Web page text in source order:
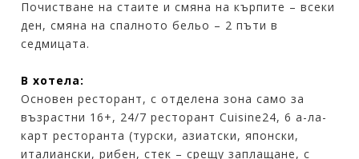
Почистване на стаите и смяна на кърпите – всеки
ден, смяна на спалното бельо – 2 пъти в
седмицата.
В хотела:
Основен ресторант, с отделена зона само за
възрастни 16+, 24/7 ресторант Cuisine24, 6 а-ла-
карт ресторанта (турски, азиатски, японски,
италиански, рибен, стек – срещу заплащане, с